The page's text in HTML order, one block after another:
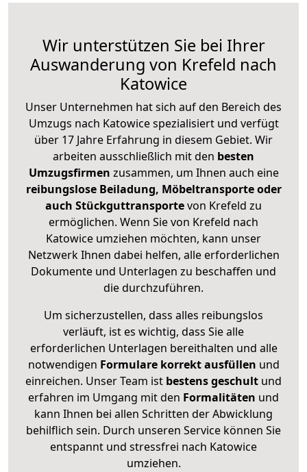
Wir unterstützen Sie bei Ihrer
Auswanderung von Krefeld nach
Katowice
Unser Unternehmen hat sich auf den Bereich des
Umzugs nach Katowice spezialisiert und verfügt
über 17 Jahre Erfahrung in diesem Gebiet. Wir
arbeiten ausschließlich mit den besten
Umzugsfirmen zusammen, um Ihnen auch eine
reibungslose Beiladung, Möbeltransporte oder
auch Stückguttransportevon Krefeld zu
ermöglichen. Wenn Sie von Krefeld nach
Katowice umziehen möchten, kann unser
Netzwerk Ihnen dabei helfen, alle erforderlichen
Dokumente und Unterlagen zu beschaffen und
die durchzuführen.
Um sicherzustellen, dass alles reibungslos
verläuft, ist es wichtig, dass Sie alle
erforderlichen Unterlagen bereithalten und alle
notwendigen Formulare korrekt ausfüllen und
einreichen. Unser Team ist bestens geschult und
erfahren im Umgang mit den Formalitäten und
kann Ihnen bei allen Schritten der Abwicklung
behilflich sein. Durch unseren Service können Sie
entspannt und stressfrei nach Katowice
umziehen.